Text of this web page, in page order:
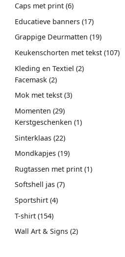
Caps met print 66
Educatieve banners 1717
producten
Grappige Deurmatten 1919
Keukenschorten met tekst 107107
Kleding en Textiel 22
Facemask 22
Mok met tekst 33
Momenten 2929
producten
Kerstgeschenken 11
Sinterklaas 2222
Mondkapjes 1919
producten
Rugtassen met print 11
Softshell jas 77
Sportshirt 44
T-shirt 154154
producten
Wall Art & Signs 22